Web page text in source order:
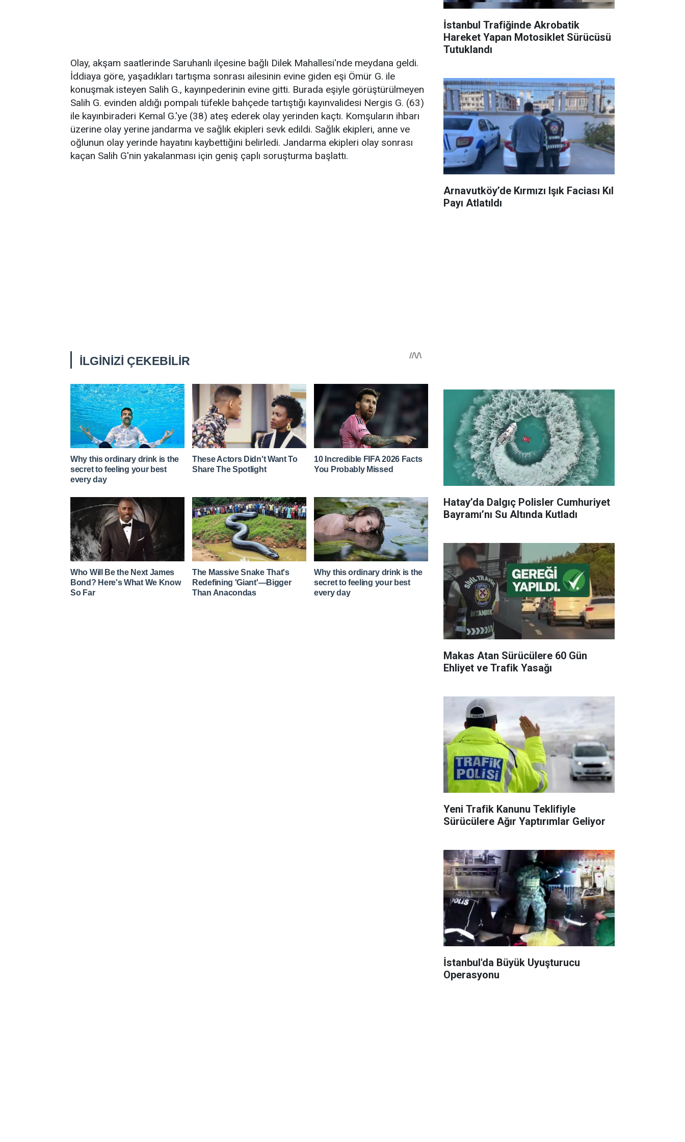
Olay, akşam saatlerinde Saruhanlı ilçesine bağlı Dilek Mahallesi'nde meydana geldi.
İddiaya göre, yaşadıkları tartışma sonrası ailesinin evine giden eşi Ömür G. ile
konuşmak isteyen Salih G., kayınpederinin evine gitti. Burada eşiyle görüştürülmeyen
Salih G. evinden aldığı pompalı tüfekle bahçede tartıştığı kayınvalidesi Nergis G. (63)
ile kayınbiraderi Kemal G.'ye (38) ateş ederek olay yerinden kaçtı. Komşuların ihbarı
üzerine olay yerine jandarma ve sağlık ekipleri sevk edildi. Sağlık ekipleri, anne ve
oğlunun olay yerinde hayatını kaybettiğini belirledi. Jandarma ekipleri olay sonrası
kaçan Salih G'nin yakalanması için geniş çaplı soruşturma başlattı.
İstanbul Trafiğinde Akrobatik
Hareket Yapan Motosiklet Sürücüsü
Tutuklandı
Arnavutköy’de Kırmızı Işık Faciası Kıl
Payı Atlatıldı
Hatay’da Dalgıç Polisler Cumhuriyet
Bayramı’nı Su Altında Kutladı
Makas Atan Sürücülere 60 Gün
Ehliyet ve Trafik Yasağı
Yeni Trafik Kanunu Teklifiyle
Sürücülere Ağır Yaptırımlar Geliyor
İstanbul'da Büyük Uyuşturucu
Operasyonu